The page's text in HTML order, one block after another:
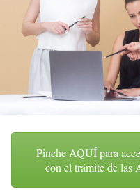
Pinche AQUÍ para
con el trámite de las